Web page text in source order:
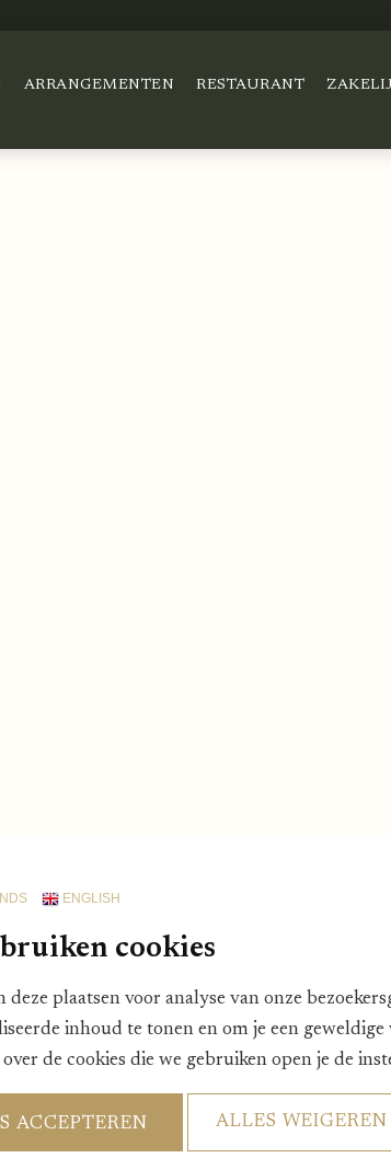
ARRANGEMENTEN RESTAURANT
Werelt
ENGLISH
cookies
deze plaatsen voor analyse van onze
inhoud te tonen en om je een
de cookies die we gebruiken open je de
ACCEPTEREN ALLES WEIGEREN